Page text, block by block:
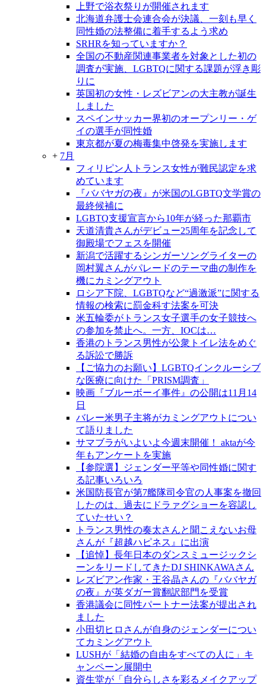
上野で浴衣祭りが開催されます
北海道弁護士会連合会が決議、一刻も早く
同性婚の法整備に着手するよう求め
SRHRを知っていますか？
全国の不動産関連事業者を対象とした初の
調査が実施、LGBTQに関する課題が浮き彫
りに
英国初の女性・レズビアンの大主教が誕生
しました
スペインサッカー界初のオープンリー・ゲ
イの選手が同性婚
東京都が夏の梅毒集中啓発を実施します
+ 7月
フィリピン人トランス女性が難民認定を求
めています
『ババヤガの夜』が米国のLGBTQ文学賞の
最終候補に
LGBTQ支援宣言から10年が経った那覇市
天道清貴さんがデビュー25周年を記念して
御殿場でフェスを開催
新潟で活躍するシンガーソングライターの
岡村翼さんがパレードのテーマ曲の制作を
機にカミングアウト
ロシア下院、LGBTQなど“過激派”に関する
情報の検索に罰金科す法案を可決
米五輪委がトランス女子選手の女子競技へ
の参加を禁止へ。一方、IOCは…
香港のトランス男性が公衆トイレ法をめぐ
る訴訟で勝訴
【ご協力のお願い】LGBTQインクルーシブ
な医療に向けた「PRISM調査」
映画『ブルーボーイ事件』の公開は11月14
日
バレー米男子主将がカミングアウトについ
て語りました
サマブラがいよいよ今週末開催！ aktaが今
年もアンケートを実施
【参院選】ジェンダー平等や同性婚に関す
る記事いろいろ
米国防長官が第7艦隊司令官の人事案を撤回
したのは、過去にドラァグショーを容認し
ていたせい？
トランス男性の奏太さんと聞こえないお母
さんが『超越ハピネス』に出演
【追悼】長年日本のダンスミュージックシ
ーンをリードしてきたDJ SHINKAWAさん
レズビアン作家・王谷晶さんの『ババヤガ
の夜』が英ダガー賞翻訳部門を受賞
香港議会に同性パートナー法案が提出され
ました
小田切ヒロさんが自身のジェンダーについ
てカミングアウト
LUSHが「結婚の自由をすべての人に」キ
ャンペーン展開中
資生堂が「自分らしさを彩るメイクアップ